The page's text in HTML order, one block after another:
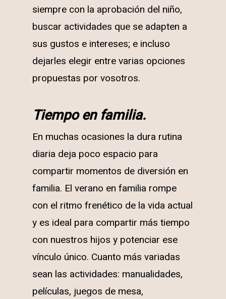
siempre con la aprobación del niño,
buscar actividades que se adapten a
sus gustos e intereses; e incluso
dejarles elegir entre varias opciones
propuestas por vosotros.
Tiempo en familia.
En muchas ocasiones la dura rutina
diaria deja poco espacio para
compartir momentos de diversión en
familia. El verano en familia rompe
con el ritmo frenético de la vida actual
y es ideal para compartir más tiempo
con nuestros hijos y potenciar ese
vínculo único. Cuanto más variadas
sean las actividades: manualidades,
películas, juegos de mesa,